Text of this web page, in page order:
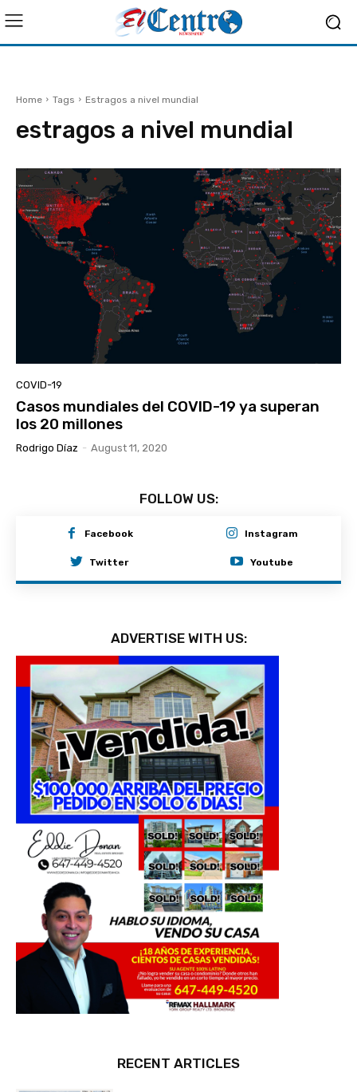
Home Tags Estragos a nivel mundial
estragos a nivel mundial
COVID-19
Casos mundiales del COVID-19 ya superan
los 20 millones
Rodrigo Díaz - August 11, 2020
FOLLOW US:
Facebook Instagram
Twitter Youtube
ADVERTISE WITH US:
RECENT ARTICLES